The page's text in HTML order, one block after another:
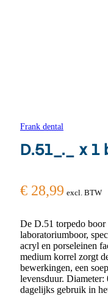
Frank dental
D.51_._ x
€ 28,99 excl. BTW
De D.51 torpedo boor
laboratoriumboor,
acryl en porseleinen
medium korrel zorgt
bewerkingen, een
levensduur.
dagelijks gebruik in